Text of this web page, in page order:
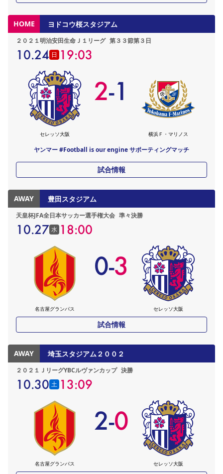
HOME ヨドコウ桜スタジアム
２０２１明治安田生命Ｊ１リーグ 第３３節第３日
10.24 日 19:03
セレッソ大阪
2-1
横浜Ｆ・マリノス
ヤンマー #Football is our engine サポーティングマッチ
試合情報
AWAY 豊田スタジアム
天皇杯JFA全日本サッカー選手権大会 準々決勝
10.27 水 18:00
名古屋グランパス
0-3
セレッソ大阪
試合情報
AWAY 埼玉スタジアム２００２
２０２１ＪリーグYBCルヴァンカップ 決勝
10.30 土 13:09
名古屋グランパス
2-0
セレッソ大阪